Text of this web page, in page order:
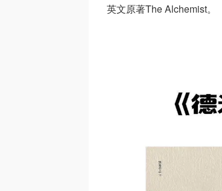
英文原著The Alchemist。